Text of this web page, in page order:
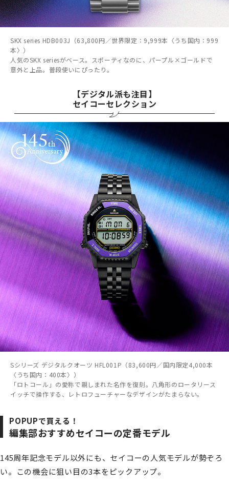
SKX series HDB003J（63,800円／世界限定：9,999本〈うち国内：999
本〉）
人気のSKX seriesがベース。スポーティなのに、パープル×ゴールドで
意外と上品。普段使いにぴったり。
【デジタル派も注目】
セイコーセレクション
Sシリーズ デジタルクオーツ HFL001P（83,600円／国内限定4,000本
〈うち国内：400本〉）
「ロトコール」の愛称で親しまれた名作を復刻。八角形のロータリース
イッチで操作する、レトロフューチャーなデザインがたまらない。
POPUPで買える！
編集部おすすめセイコーの定番モデル
145周年記念モデル以外にも、セイコーの人気モデルが勢ぞろ
い。この機会に狙い目の3本をピックアップ。